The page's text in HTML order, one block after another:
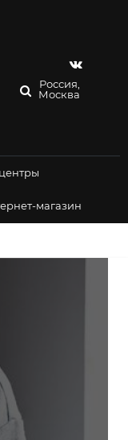
Россия,
Москва
магазин